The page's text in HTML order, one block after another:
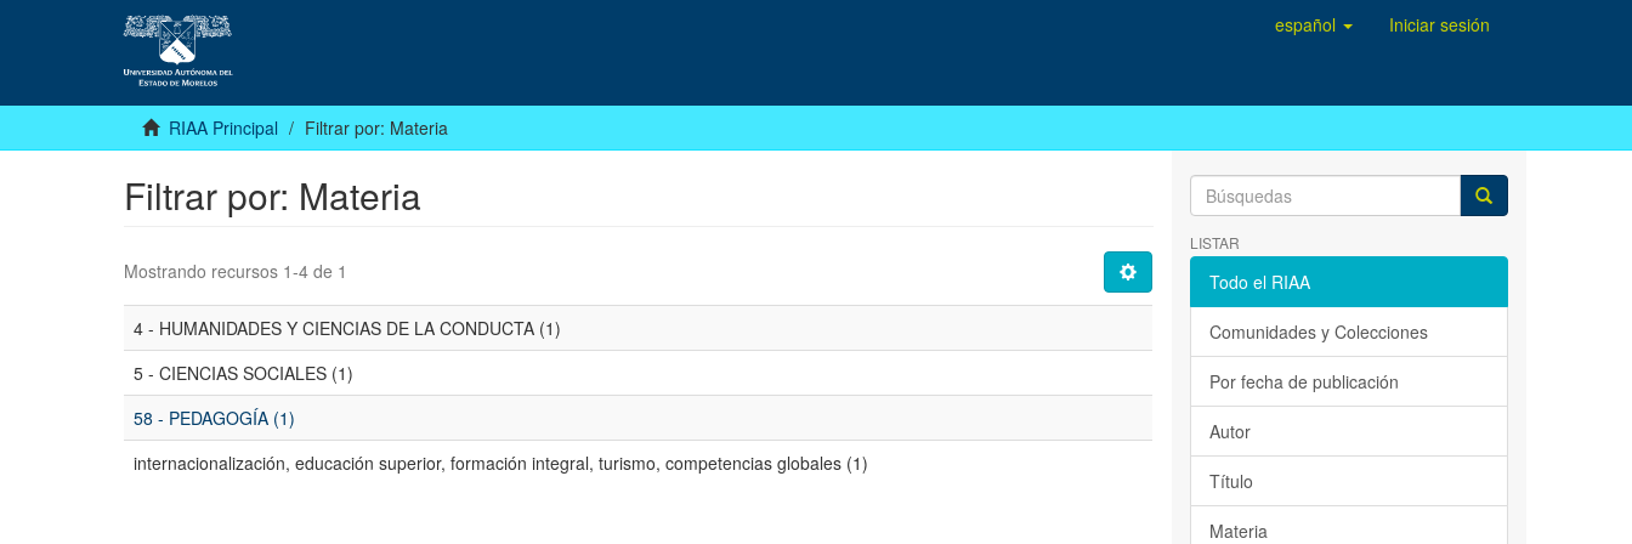
español Iniciar sesión
RIAA Principal Filtrar por: Materia
Filtrar por: Materia
Mostrando recursos 1-4 de 1
4 - HUMANIDADES Y CIENCIAS DE LA CONDUCTA (1)
5 - CIENCIAS SOCIALES (1)
58 - PEDAGOGÍA (1)
internacionalización, educación superior, formación integral, turismo, competencias globales (1)
LISTAR
Todo el RIAA
Comunidades y Colecciones
Por fecha de publicación
Autor
Título
Materia